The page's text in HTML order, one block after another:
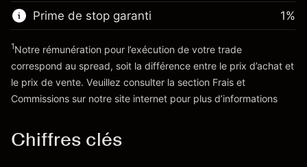
~$20,000.00
Valeur nominale avec effet de levier
Vers la plateforme
Prime de stop garanti
'Tarifs et Frais
1%
1Notre rémunération pour l’exécution de votre trade
correspond au spread, soit la différence entre le prix d’achat et
le prix de vente. Veuillez consulter la section Frais et
Commissions sur notre site internet pour plus d’informations
Chiffres clés